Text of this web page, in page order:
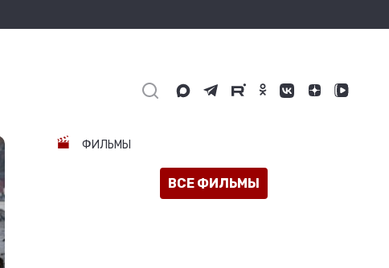
ФИЛЬМЫ
ВСЕ ФИЛЬМЫ